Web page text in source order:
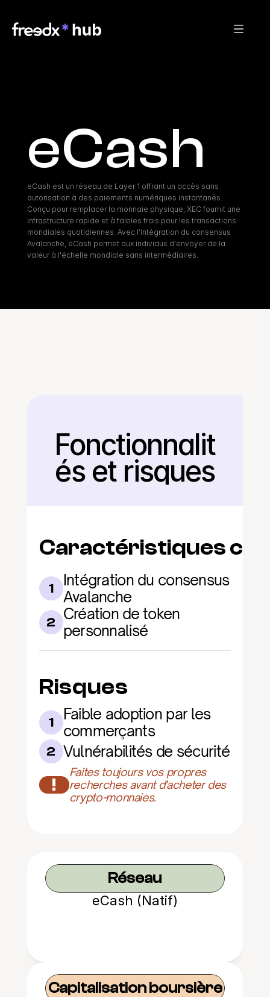
eCash
eCash est un réseau de Layer 1 offrant un accès sans
autorisation à des paiements numériques instantanés.
Conçu pour remplacer la monnaie physique, XEC fournit une
infrastructure rapide et à faibles frais pour les transactions
mondiales quotidiennes. Avec l'intégration du consensus
Avalanche, eCash permet aux individus d'envoyer de la
valeur à l'échelle mondiale sans intermédiaires.
Retour
Fonctionnalit
és et risques
Caractéristiques
1
Intégration du consensus
Avalanche
2 Création de token
personnalisé
Risques
1
Faible adoption par les
commerçants
2 Vulnérabilités de sécurité
!
Faites toujours vos propres
recherches avant d'acheter des
crypto-monnaies.
Réseau
eCash (Natif)
Capitalisation boursière